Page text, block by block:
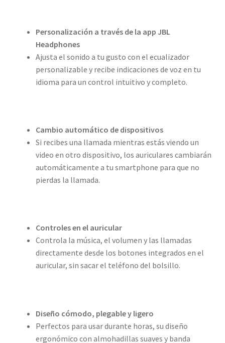
Personalización a través de la app JBL
Headphones
Ajusta el sonido a tu gusto con el ecualizador
personalizable y recibe indicaciones de voz en tu
idioma para un control intuitivo y completo.
Cambio automático de dispositivos
Si recibes una llamada mientras estás viendo un
video en otro dispositivo, los auriculares cambiarán
automáticamente a tu smartphone para que no
pierdas la llamada.
Controles en el auricular
Controla la música, el volumen y las llamadas
directamente desde los botones integrados en el
auricular, sin sacar el teléfono del bolsillo.
Diseño cómodo, plegable y ligero
Perfectos para usar durante horas, su diseño
ergonómico con almohadillas suaves y banda